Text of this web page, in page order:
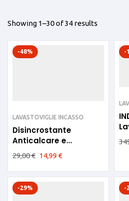
Showing 1–30 of 34 results
-48%
LAVASTOVIGLIE INCASSO
Disincrostante
Anticalcare e
Sgrassante per
lavatrice e
lavastoviglie
29,00€ 14,99€
-
-29% -